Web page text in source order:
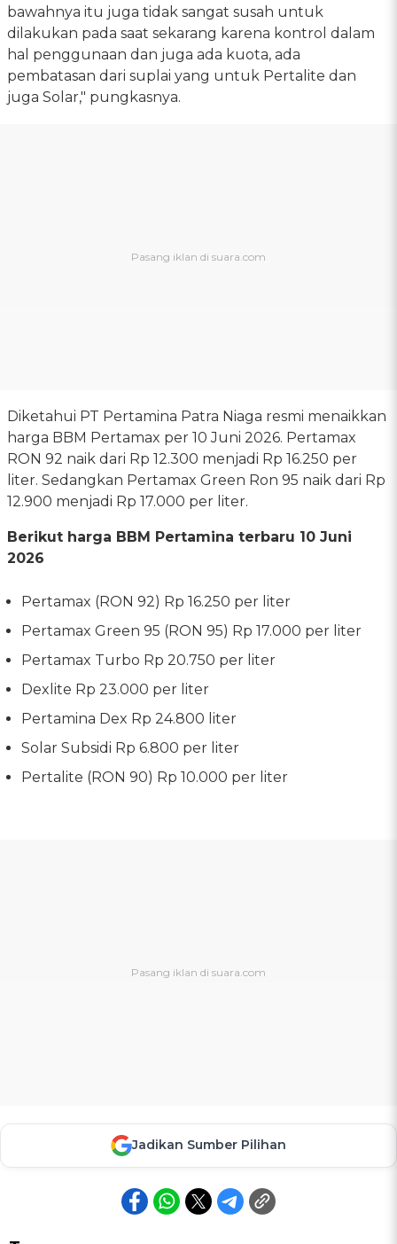
bawahnya itu juga tidak sangat susah untuk
dilakukan pada saat sekarang karena kontrol dalam
hal penggunaan dan juga ada kuota, ada
pembatasan dari suplai yang untuk Pertalite dan
juga Solar," pungkasnya.
Diketahui PT Pertamina Patra Niaga resmi menaikkan
harga BBM Pertamax per 10 Juni 2026. Pertamax
RON 92 naik dari Rp 12.300 menjadi Rp 16.250 per
liter. Sedangkan Pertamax Green Ron 95 naik dari Rp
12.900 menjadi Rp 17.000 per liter.
Berikut harga BBM Pertamina terbaru 10 Juni
2026
Pertamax (RON 92) Rp 16.250 per liter
Pertamax Green 95 (RON 95) Rp 17.000 per liter
Pertamax Turbo Rp 20.750 per liter
Dexlite Rp 23.000 per liter
Pertamina Dex Rp 24.800 liter
Solar Subsidi Rp 6.800 per liter
Pertalite (RON 90) Rp 10.000 per liter
Jadikan Sumber Pilihan